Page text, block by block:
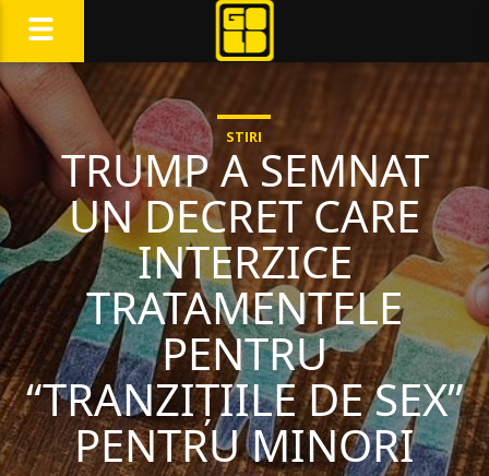
STIRI
TRUMP A SEMNAT
UN DECRET CARE
INTERZICE
TRATAMENTELE
PENTRU
“TRANZIȚIILE DE SEX”
PENTRU MINORI